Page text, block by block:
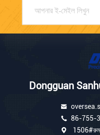
Dongguan
86-755-
1506#রুম